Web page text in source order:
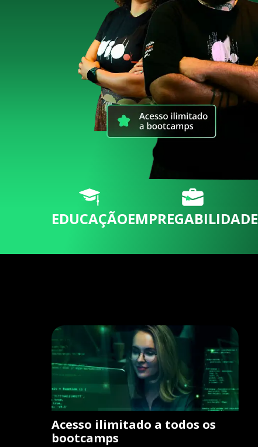
EDUCAÇÃOEMPREGABILIDADE
Acesso ilimitado a todos os
bootcamps